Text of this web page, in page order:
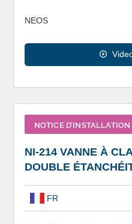
NEOS
NOTICE D’INSTALLATION
NI-214 VANNE À
DOUBLE
FR